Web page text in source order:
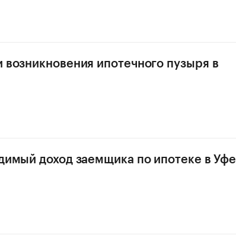
ипотечного пузыря в
доход заемщика по ипотеке в Уфе